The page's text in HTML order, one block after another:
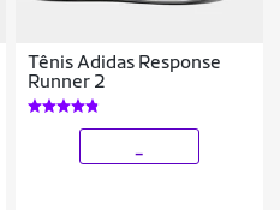
Tênis Adidas Response
Runner 2